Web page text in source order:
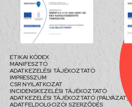
ETIKAI KÓDEX
MANIFESZTÓ
ADATKEZELÉSI TÁJÉKOZTATÓ
IMPRESSZUM
CSR NYILATKOZAT
INCIDENSKEZELÉSI TÁJÉKOZTATÓ
ADATKEZELÉSI TÁJÉKOZTATÓ (PÁLYÁZAT)
ADATFELDOLGOZÓI SZERZŐDÉS